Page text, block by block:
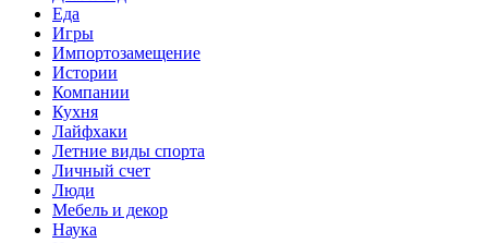
Еда
Игры
Импортозамещение
Истории
Компании
Кухня
Лайфхаки
Летние виды спорта
Личный счет
Люди
Мебель и декор
Наука